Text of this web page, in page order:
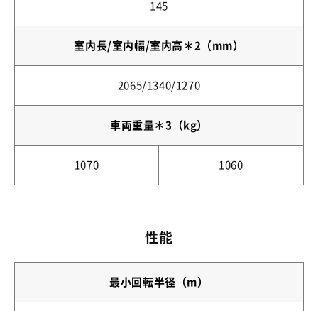
145
室内長/室内幅/室内高＊2（mm）
2065/1340/1270
車両重量＊3（kg）
1070 1060
性能
最小回転半径（m）